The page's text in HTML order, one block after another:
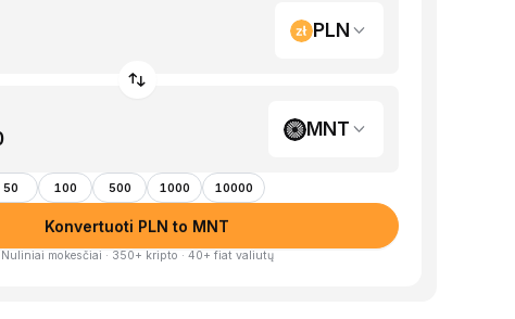
PLN
MNT
50 100 500 1000 10000
Konvertuoti PLN to MNT
Nuliniai mokesčiai · 350+ kripto · 40+ fiat valiutų